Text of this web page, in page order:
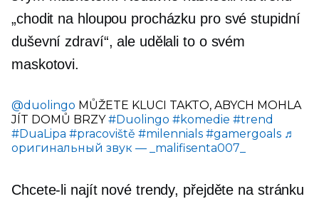
„chodit na hloupou procházku pro své stupidní
duševní zdraví“, ale udělali to o svém
maskotovi.
@duolingo MŮŽETE KLUCI TAKTO, ABYCH MOHLA
JÍT DOMŮ BRZY#Duolingo #komedie #trend
#DuaLipa #pracoviště #milennials #gamergoals ♬
оригинальный звук — _malifisenta007_
Chcete-li najít nové trendy, přejděte na stránku